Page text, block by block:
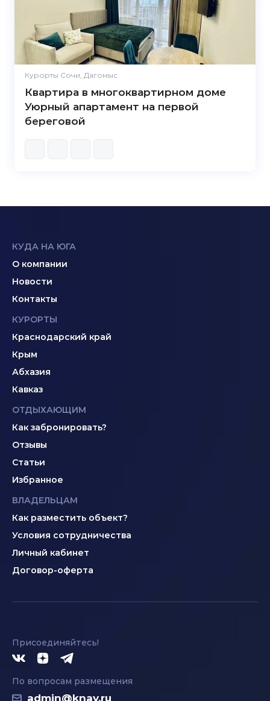
Курорты Сочи, Дагомыс
Квартира в многоквартирном доме
Уюрный апартамент на первой
береговой
КУДА НА ЮГА
О компании
Новости
Контакты
КУРОРТЫ
Краснодарский край
Крым
Абхазия
Кавказ
ОТДЫХАЮЩИМ
Как забронировать?
Отзывы
Статьи
Избранное
ВЛАДЕЛЬЦАМ
Как разместить объект?
Условия сотрудничества
Личный кабинет
Договор-оферта
Присоединяйтесь!
По вопросам размещения
admin@knay.ru